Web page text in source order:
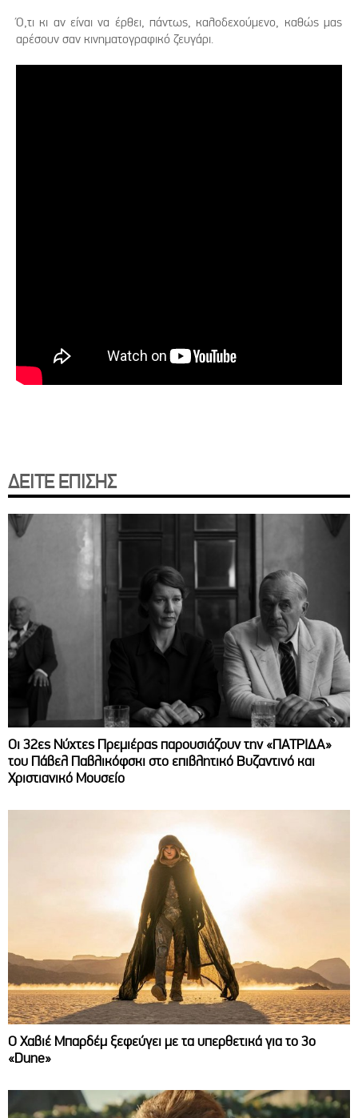
Ό,τι κι αν είναι να έρθει, πάντως, καλοδεχούμενο, καθώς μας
αρέσουν σαν κινηματογραφικό ζευγάρι.
ΔΕΙΤΕ ΕΠΙΣΗΣ
Οι 32ες Νύχτες Πρεμιέρας παρουσιάζουν την «ΠΑΤΡΙΔΑ»
του Πάβελ Παβλικόφσκι στο επιβλητικό Βυζαντινό και
Χριστιανικό Μουσείο
O Χαβιέ Μπαρδέμ ξεφεύγει με τα υπερθετικά για το 3ο
«Dune»